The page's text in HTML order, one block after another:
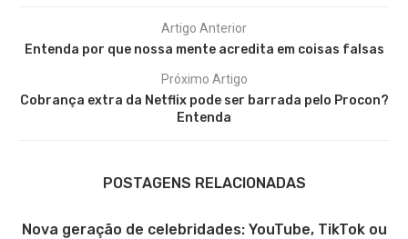
Artigo Anterior
Entenda por que nossa mente acredita em coisas falsas
Próximo Artigo
Cobrança extra da Netflix pode ser barrada pelo Procon?
Entenda
POSTAGENS RELACIONADAS
Nova geração de celebridades: YouTube, TikTok ou